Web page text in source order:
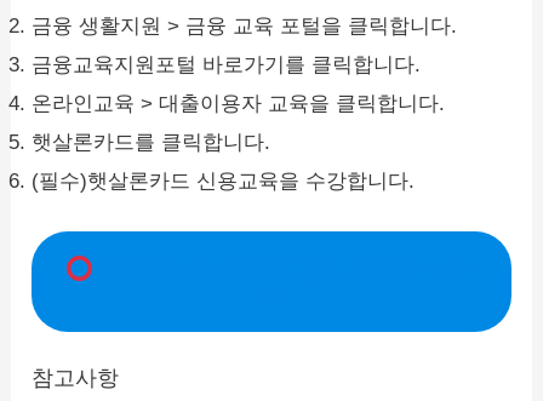
금융 생활지원 > 금융 교육 포털을 클릭합니다.
금융교육지원포털 바로가기를 클릭합니다.
온라인교육 > 대출이용자 교육을 클릭합니다.
햇살론카드를 클릭합니다.
(필수)햇살론카드 신용교육을 수강합니다.
참고사항